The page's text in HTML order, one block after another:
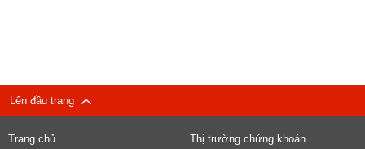
Lên đầu trang
Trang chủ Thị trường chứng khoán